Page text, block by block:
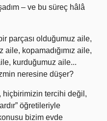
– ve bu süreç hâlâ
parçası olduğumuz aile,
kopamadığımız aile,
aile, kurduğumuz aile...
neresine düşer?
hiçbirimizin tercihi değil,
öğretileriyle
bizim evde